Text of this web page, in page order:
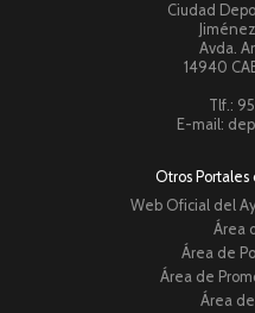
Ciudad
Avda.
14940
Tlf.:
E-mail:
Otros Portales
Web Oficial del
Área
Área de
Área de
Área